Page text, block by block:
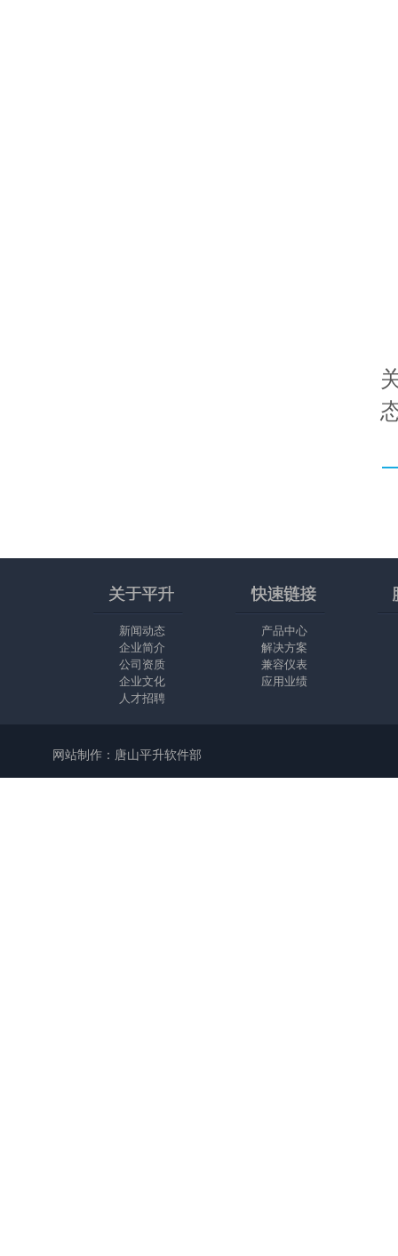
新闻动态
企业简介
公司资质
企业文化
人才招聘
产品中心
解决方案
兼容仪表
应用业绩
网站制作：唐山平升软件部